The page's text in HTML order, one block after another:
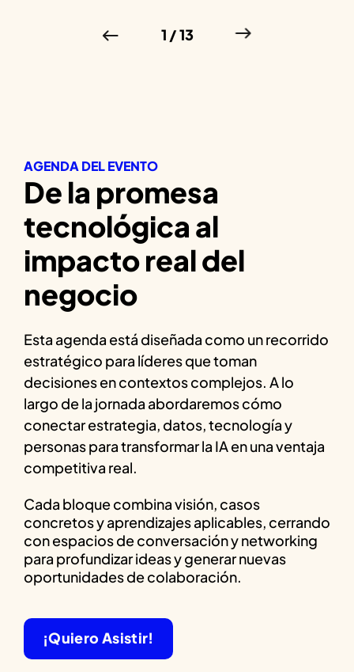
1 /13
AGENDA DEL EVENTO
De la promesa
tecnológica al
impacto real del
negocio
Esta agenda está diseñada como un recorrido
estratégico para líderes que toman
decisiones en contextos complejos. A lo
largo de la jornada abordaremos cómo
conectar estrategia, datos, tecnología y
personas para transformar la IA en una ventaja
competitiva real.
Cada bloque combina visión, casos
concretos y aprendizajes aplicables, cerrando
con espacios de conversación y networking
para profundizar ideas y generar nuevas
oportunidades de colaboración.
¡Quiero Asistir!